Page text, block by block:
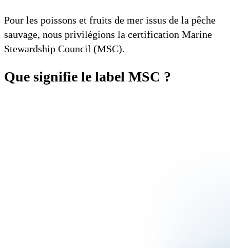
Pour les poissons et fruits de mer issus de la pêche
sauvage, nous privilégions la certification Marine
Stewardship Council (MSC).
Que signifie le label MSC ?